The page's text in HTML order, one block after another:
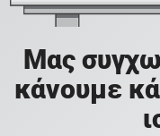
Μας
κάνουμε